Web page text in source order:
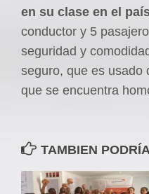
en su clase en el
conductor y 5
seguridad y
seguro, que es usado
que se encuentra
TAMBIEN